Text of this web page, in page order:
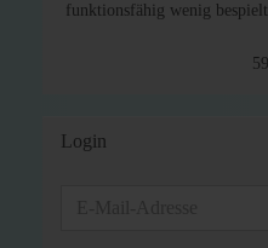
funktionsfähig wenig
Login